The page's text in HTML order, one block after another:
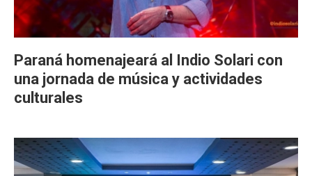
Paraná homenajeará al Indio Solari con
una jornada de música y actividades
culturales